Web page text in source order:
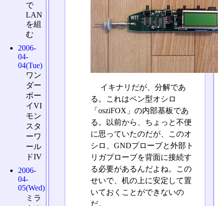
イキナリだが、分解であ
る。これはペン型オシロ
「osziFOX」の内部基板であ
る。以前から、ちょっと不便
に思っていたのだが、このオ
シロ、GNDプローブと外部ト
リガプローブを背面に接続す
る必要があるんだよね。この
せいで、机の上に安定して置
いておくことができないの
だ。
で
LAN
を組
む
2006-
04-
04(Tue)
ワン
ダー
ボー
イVI
モン
スタ
ーワ
ール
ドIV
2006-
04-
05(Wed)
ミラ